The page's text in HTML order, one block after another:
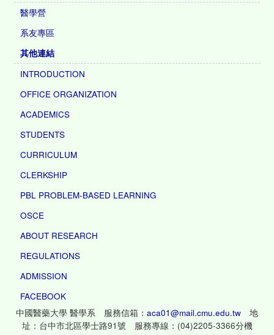
醫學營
系友專區
其他連結
INTRODUCTION
OFFICE ORGANIZATION
ACADEMICS
STUDENTS
CURRICULUM
CLERKSHIP
PBL PROBLEM-BASED LEARNING
OSCE
ABOUT RESEARCH
REGULATIONS
ADMISSION
FACEBOOK
中國醫藥大學 醫學系 服務信箱： aca01@mail.cmu.edu.tw 地
址：台中市北區學士路91號 服務專線：(04)2205-3366分機